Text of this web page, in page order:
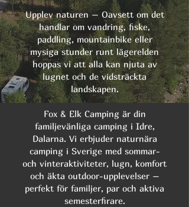
Upplev naturen – Oavsett om det
handlar om vandring, fiske,
paddling, mountainbike eller
mysiga stunder runt lägerelden
hoppas vi att alla kan njuta av
lugnet och de vidsträckta
landskapen.
Fox & Elk Camping är din
familjevänliga camping i Idre,
Dalarna. Vi erbjuder naturnära
camping i Sverige med sommar-
och vinteraktiviteter, lugn, komfort
och äkta outdoor-upplevelser –
perfekt för familjer, par och aktiva
semesterfirare.